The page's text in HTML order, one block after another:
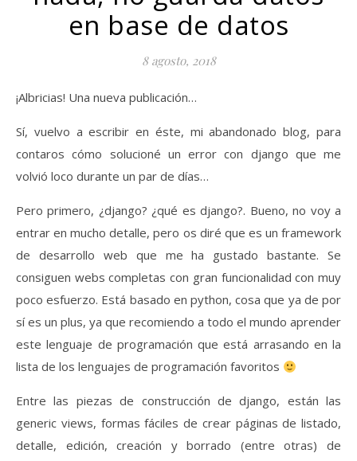
en base de datos
8 agosto, 2018
¡Albricias! Una nueva publicación…
Sí, vuelvo a escribir en éste, mi abandonado blog, para
contaros cómo solucioné un error con django que me
volvió loco durante un par de días…
Pero primero, ¿django? ¿qué es django?. Bueno, no voy a
entrar en mucho detalle, pero os diré que es un framework
de desarrollo web que me ha gustado bastante. Se
consiguen webs completas con gran funcionalidad con muy
poco esfuerzo. Está basado en python, cosa que ya de por
sí es un plus, ya que recomiendo a todo el mundo aprender
este lenguaje de programación que está arrasando en la
lista de los lenguajes de programación favoritos
Entre las piezas de construcción de django, están las
generic views, formas fáciles de crear páginas de listado,
detalle, edición, creación y borrado (entre otras) de